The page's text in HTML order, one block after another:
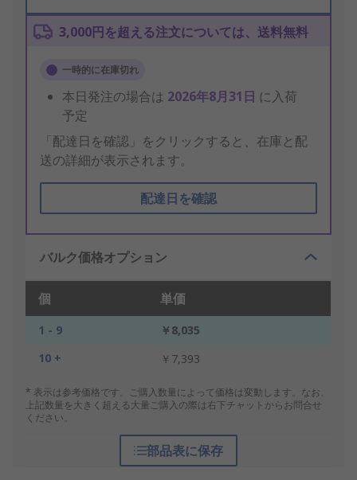
3,000円を超える注文については、送料無料
一時的に在庫切れ
本日発注の場合は 2026年8月31日 に入荷
予定
「配達日を確認」をクリックすると、在庫と配
送の詳細が表示されます。
配達日を確認
バルク価格オプション
個 単価
1 - 9
￥8,035
10 +
￥7,393
* 表示は参考価格です。ご購入数量によって価格は変動します。なお、
上記数量を大きく超える大量ご購入の際は右下チャットからお問合せ
ください。
部品表に保存